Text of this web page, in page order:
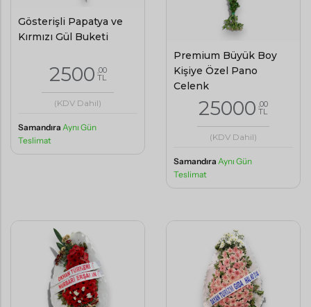
Gösterişli Papatya ve
Kırmızı Gül Buketi
2500 ,00
TL
(KDV Dahil)
Samandıra Aynı Gün
Teslimat
Premium Büyük Boy
Kişiye Özel Pano
Çelenk
25000 ,00
TL
(KDV Dahil)
Samandıra Aynı Gün
Teslimat